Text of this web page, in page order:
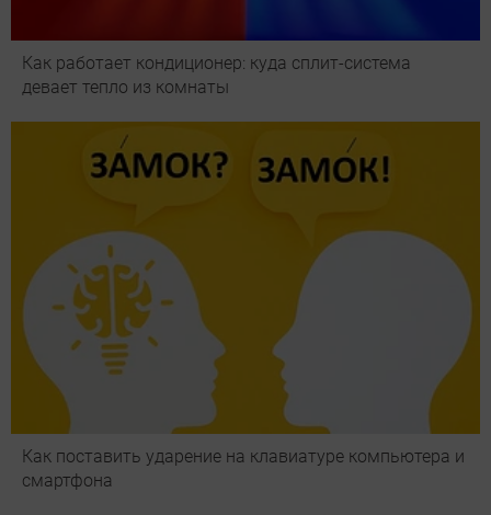
Как работает кондиционер: куда сплит-система
девает тепло из комнаты
Как поставить ударение на клавиатуре компьютера и
смартфона